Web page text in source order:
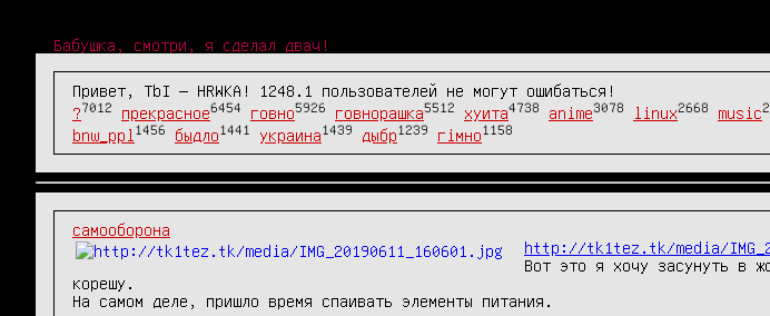
Бабушка, смотри, я сделал двач!
Привет, TbI — HRWKA! 1248.1 пользователей не могут ошибаться!
?7012 прекрасное6454 говно5926 говнорашка5512 хуита4738 anime3078 linux2668 music
bnw_ppl 1456 быдло1441 украина1439 дыбр1239 гімно1158
самооборона
http://tk1tez.tk/media/
Вот это я хочу засунуть в
корешу.
На самом деле, пришло время спаивать элементы питания.